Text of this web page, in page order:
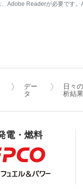
Adobe Readerが必要です
デー
タ
日々
析結果
電・燃料